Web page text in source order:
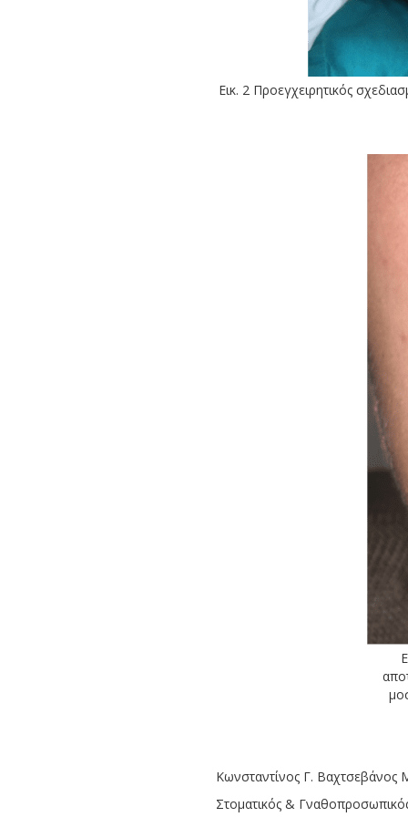
Εικ. 2 Προεγχειρητικός
Κωνσταντίνος Γ. Βαχτσεβάνος
Στοµατικός &